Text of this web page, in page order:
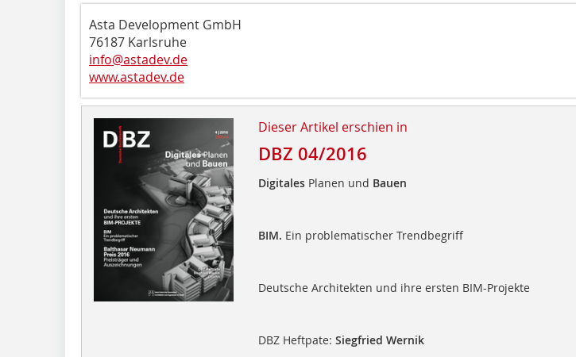
Asta Development GmbH
76187 Karlsruhe
info@astadev.de
www.astadev.de
Dieser Artikel erschien in
DBZ 04/2016
DigitalesPlanen und Bauen
BIM. Ein problematischer Trendbegriff
Deutsche Architekten und ihre ersten BIM-Projekte
DBZ Heftpate: Siegfried Wernik